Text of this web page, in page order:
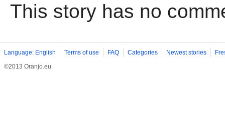
This story has no
Language: English Terms of use FAQ Categories Newest stories
©2013 Oranjo.eu